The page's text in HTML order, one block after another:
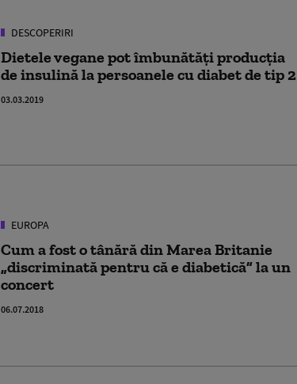
DESCOPERIRI
Dietele vegane pot îmbunătăți producția
de insulină la persoanele cu diabet de tip 2
03.03.2019
EUROPA
Cum a fost o tânără din Marea Britanie
„discriminată pentru că e diabetică” la un
concert
06.07.2018